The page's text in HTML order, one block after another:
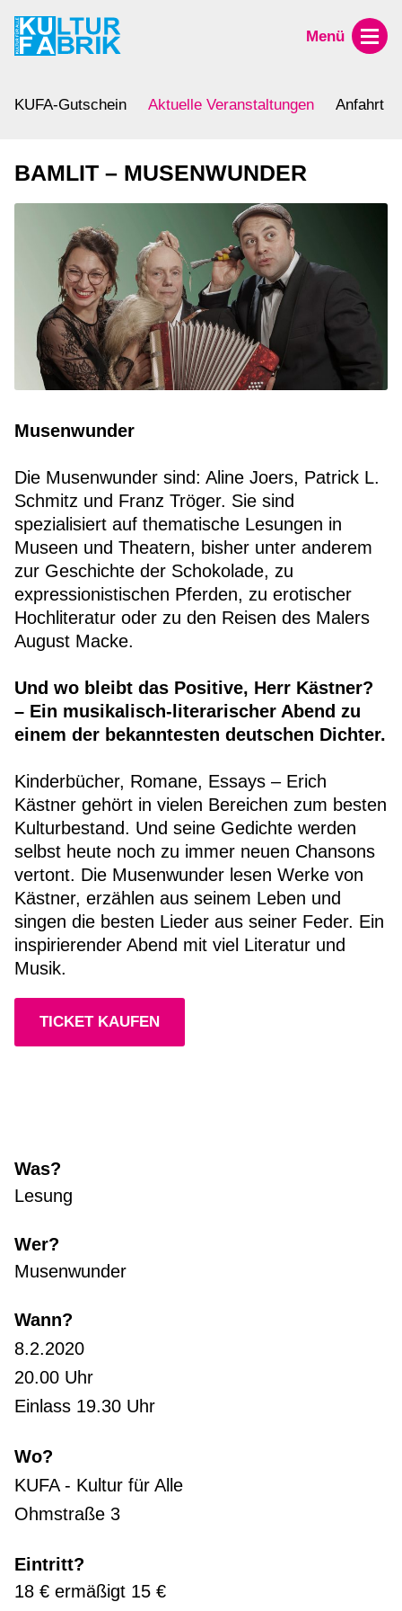
Menü
KUFA-Gutschein Aktuelle Veranstaltungen Anfahrt
BAMLIT – MUSENWUNDER
Musenwunder
Die Musenwunder sind: Aline Joers, Patrick L.
Schmitz und Franz Tröger. Sie sind
spezialisiert auf thematische Lesungen in
Museen und Theatern, bisher unter anderem
zur Geschichte der Schokolade, zu
expressionistischen Pferden, zu erotischer
Hochliteratur oder zu den Reisen des Malers
August Macke.
Und wo bleibt das Positive, Herr Kästner?
– Ein musikalisch-literarischer Abend zu
einem der bekanntesten deutschen Dichter.
Kinderbücher, Romane, Essays – Erich
Kästner gehört in vielen Bereichen zum besten
Kulturbestand. Und seine Gedichte werden
selbst heute noch zu immer neuen Chansons
vertont. Die Musenwunder lesen Werke von
Kästner, erzählen aus seinem Leben und
singen die besten Lieder aus seiner Feder. Ein
inspirierender Abend mit viel Literatur und
Musik.
TICKET KAUFEN
Was?
Lesung
Wer?
Musenwunder
Wann?
8.2.2020
20.00 Uhr
Einlass 19.30 Uhr
Wo?
KUFA - Kultur für Alle
Ohmstraße 3
Eintritt?
18 € ermäßigt 15 €